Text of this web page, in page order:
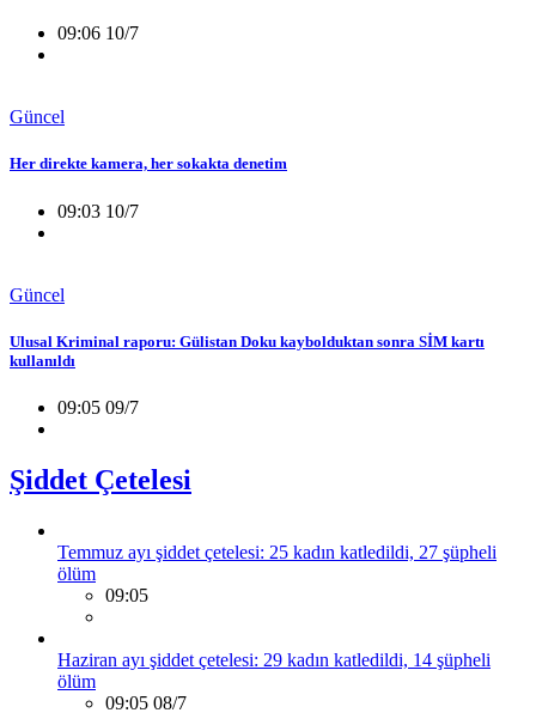
09:06 10/7
Güncel
Her direkte kamera, her sokakta denetim
09:03 10/7
Güncel
Ulusal Kriminal raporu: Gülistan Doku kaybolduktan sonra SİM kartı
kullanıldı
09:05 09/7
Şiddet Çetelesi
Temmuz ayı şiddet çetelesi: 25 kadın katledildi, 27 şüpheli
ölüm
09:05
Haziran ayı şiddet çetelesi: 29 kadın katledildi, 14 şüpheli
ölüm
09:05 08/7